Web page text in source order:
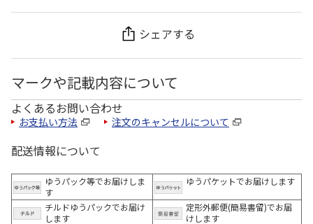
シェアする
マークや記載内容について
よくあるお問い合わせ
お支払い方法 注文のキャンセルについて
配送情報について
ゆうパック等でお届けしま
す
ゆうパケットでお届けします
チルドゆうパックでお届け
します
定形外郵便(簡易書留)でお届
けします